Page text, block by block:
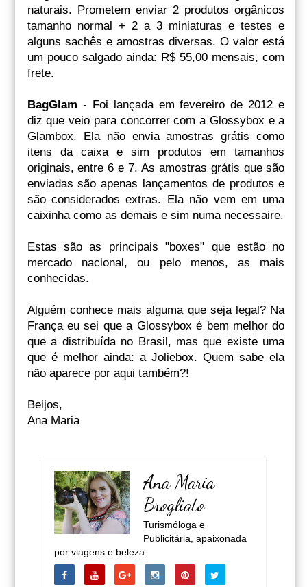
naturais. Prometem enviar 2 produtos orgânicos
tamanho normal + 2 a 3 miniaturas e testes e
alguns sachês e amostras diversas. O valor está
um pouco salgado ainda: R$ 55,00 mensais, com
frete.
BagGlam - Foi lançada em fevereiro de 2012 e
diz que veio para concorrer com a Glossybox e a
Glambox. Ela não envia amostras grátis como
itens da caixa e sim produtos em tamanhos
originais, entre 6 e 7. As amostras grátis que são
enviadas são apenas lançamentos de produtos e
são considerados extras. Ela não vem em uma
caixinha como as demais e sim numa necessaire.
Estas são as principais "boxes" que estão no
mercado nacional, ou pelo menos, as mais
conhecidas.
Alguém conhece mais alguma que seja legal? Na
França eu sei que a Glossybox é bem melhor do
que a distribuída no Brasil, mas que existe uma
que é melhor ainda: a Joliebox. Quem sabe ela
não aparece por aqui também?!
Beijos,
Ana Maria
Ana Maria
Brogliato
Turismóloga e
Publicitária, apaixonada
por viagens e beleza.